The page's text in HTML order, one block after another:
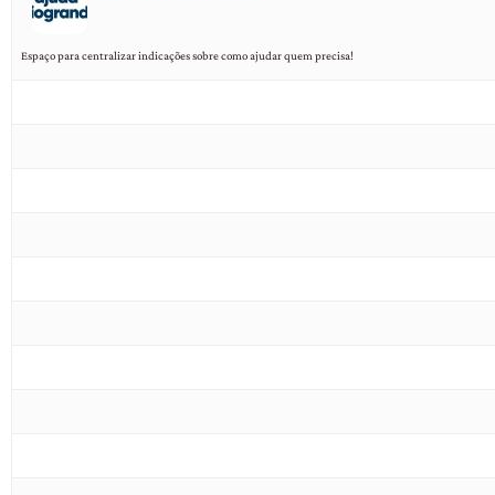
Espaço para centralizar indicações sobre como ajudar quem precisa!